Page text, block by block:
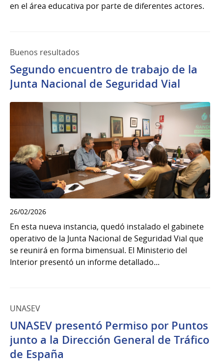
en el área educativa por parte de diferentes actores.
Buenos resultados
Segundo encuentro de trabajo de la
Junta Nacional de Seguridad Vial
26/02/2026
En esta nueva instancia, quedó instalado el gabinete
operativo de la Junta Nacional de Seguridad Vial que
se reunirá en forma bimensual. El Ministerio del
Interior presentó un informe detallado...
UNASEV
UNASEV presentó Permiso por Puntos
junto a la Dirección General de Tráfico
de España